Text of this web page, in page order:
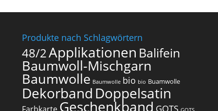
Produkte nach Schlagwörtern
48/2Applikationen Balifein
Baumwoll-Mischgarn
Baumwolle Baumwolle bio bio Buamwolle
Dekorband Doppelsatin
Geschenkband